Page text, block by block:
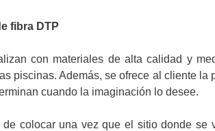
fibra DTP
con materiales de alta calidad y
piscinas. Además, se ofrece al cliente
cuando la imaginación lo desee.
colocar una vez que el sitio donde se